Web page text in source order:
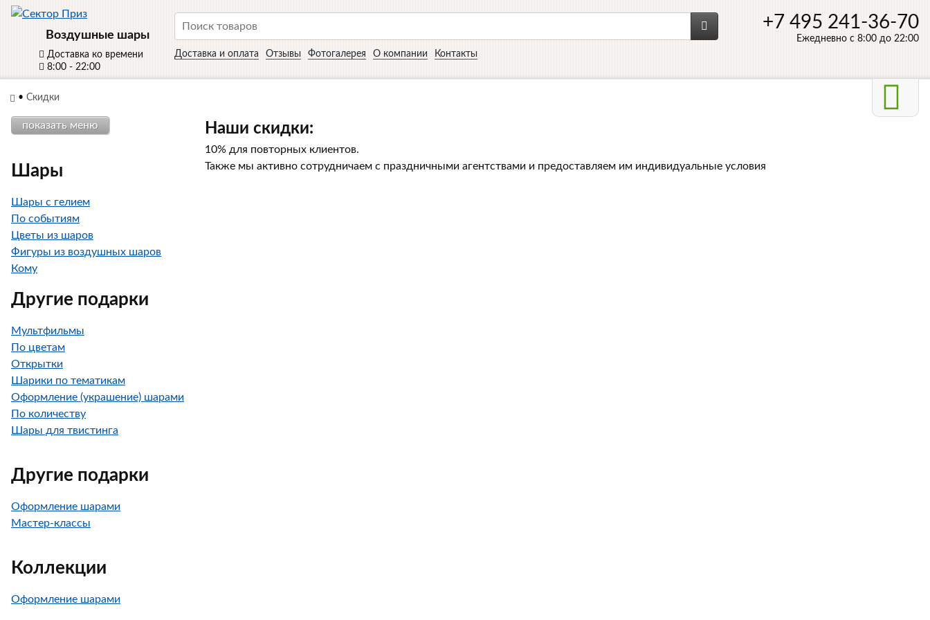
Воздушные шары
Доставка ко времени
8:00 - 22:00
Доставка и оплата Отзывы Фотогалерея О компании Контакты
+7 495 241-36-70
Ежедневно с 8:00 до 22:00
• Скидки
Наши скидки:
10% для повторных клиентов.
Также мы активно сотрудничаем с праздничными агентствами и предоставляем им индивидуальные условия
показать меню
Шары
Шары с гелием
По событиям
Цветы из шаров
Фигуры из воздушных шаров
Кому
Другие подарки
Мультфильмы
По цветам
Открытки
Шарики по тематикам
Оформление (украшение) шарами
По количеству
Шары для твистинга
Другие подарки
Оформление шарами
Мастер-классы
Коллекции
Оформление шарами